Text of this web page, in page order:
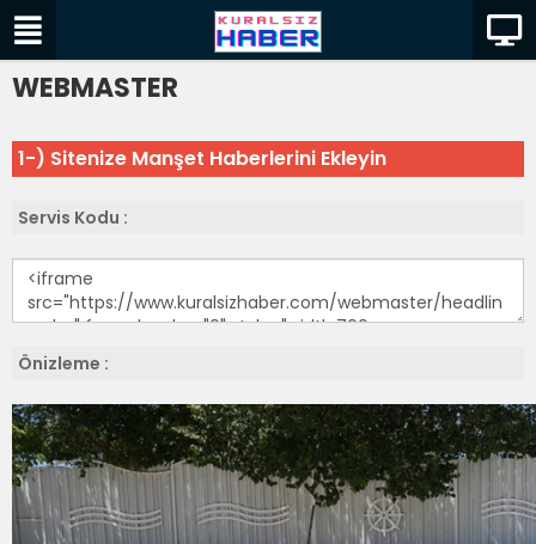
WEBMASTER
1-) Sitenize Manşet Haberlerini Ekleyin
Servis Kodu :
Önizleme :